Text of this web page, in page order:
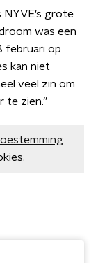
grote
was een
februari op
kan niet
veel zin om
te zien.”